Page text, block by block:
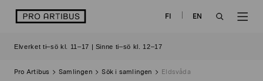
logo FI
EN
Elverket ti–sö kl. 11–17 | Sinne ti–sö kl. 12–17
Pro Artibus Samlingen Sök i samlingen Eldsvåda